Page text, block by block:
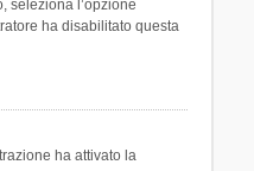
seleziona l’opzione
ha disabilitato questa
ha attivato la